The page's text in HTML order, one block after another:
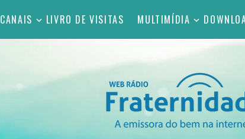
CANAIS LIVRO DE VISITAS MULTIMÍDIA